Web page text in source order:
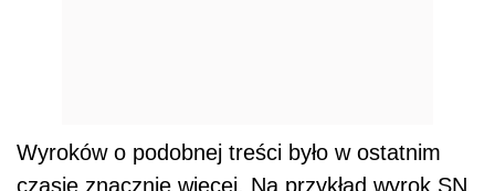
Wyroków o podobnej treści było w ostatnim
czasie znacznie więcej. Na przykład wyrok SN